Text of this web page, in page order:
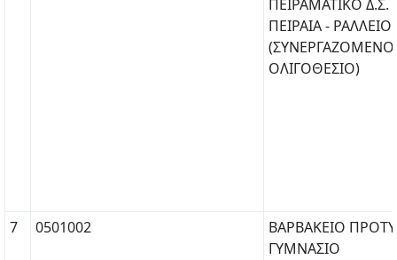
ΠΕΙΡΑΜΑΤΙΚΟ Δ.Σ.
ΠΕΙΡΑΙΑ - ΡΑΛΛΕΙΟ
(ΣΥΝΕΡΓΑΖΟΜΕΝΟ
ΟΛΙΓΟΘΕΣΙΟ)
7 0501002
ΒΑΡΒΑΚΕΙΟ
ΓΥΜΝΑΣΙΟ